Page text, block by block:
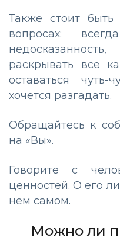
Также стоит
вопросах:
раскрывать все
оставаться чуть-
хочется разгадать.
Обращайтесь к
на «Вы».
Говорите с
ценностей. О его
нем самом.
Можно ли